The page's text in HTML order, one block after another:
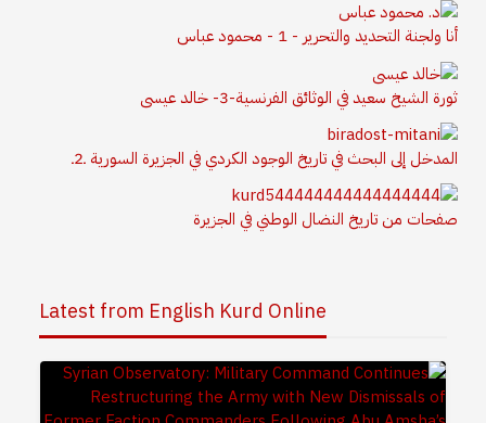
أنا ولجنة التحديد والتحرير - 1 - محمود عباس
ثورة الشيخ سعيد في الوثائق الفرنسية-3- خالد عيسى
المدخل إلى البحث في تاريخ الوجود الكردي في الجزيرة السورية ـ2ـ
صفحات من تاريخ النضال الوطني في الجزيرة
Latest from English Kurd Online